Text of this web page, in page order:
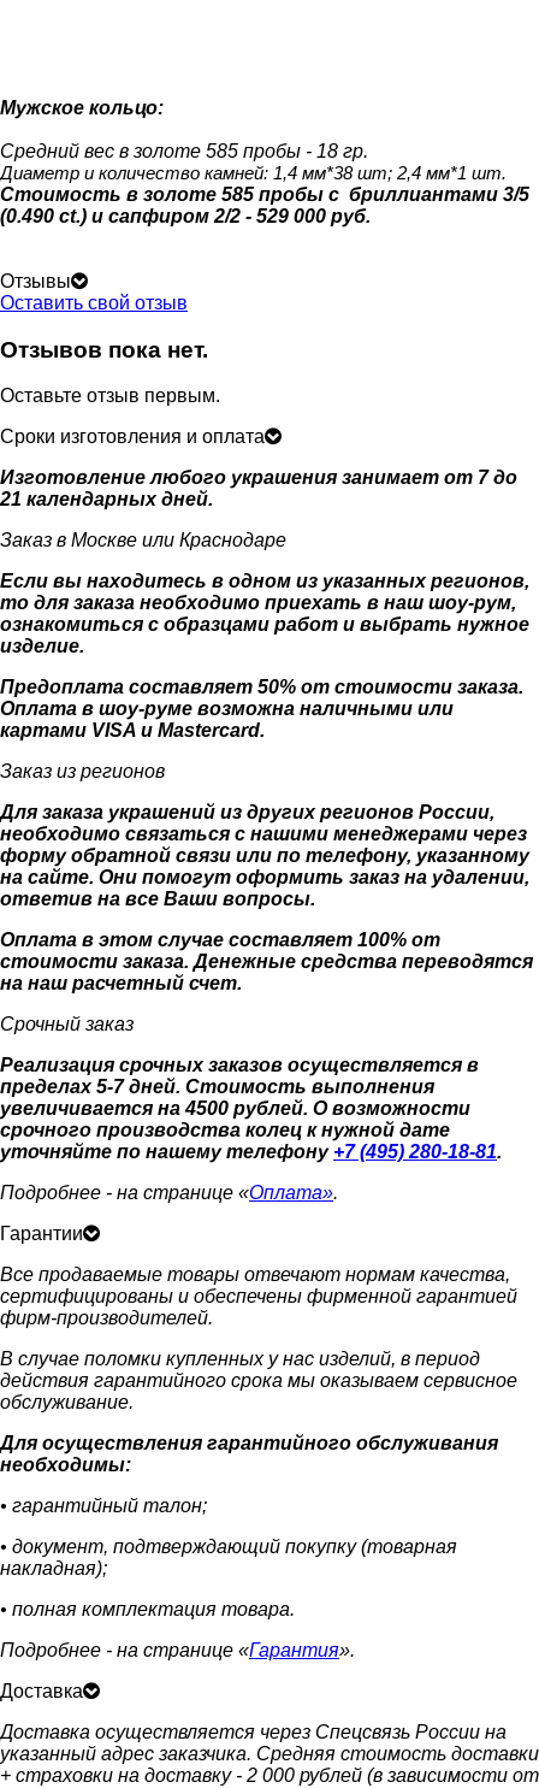
Мужское кольцо:
Средний вес в золоте 585 пробы - 18 гр.
Диаметр и количество камней: 1,4 мм*38 шт; 2,4 мм*1 шт.
Стоимость в золоте 585 пробы с бриллиантами 3/5
(0.490 ct.) и сапфиром 2/2 - 529 000 руб.
Отзывы
Оставить свой отзыв
Отзывов пока нет.
Оставьте отзыв первым.
Сроки изготовления и оплата
Изготовление любого украшения занимает от 7 до
21 календарных дней.
Заказ в Москве или Краснодаре
Если вы находитесь в одном из указанных регионов,
то для заказа необходимо приехать в наш шоу-рум,
ознакомиться с образцами работ и выбрать нужное
изделие.
Предоплата составляет 50% от стоимости заказа.
Оплата в шоу-руме возможна наличными или
картами VISA и Mastercard.
Заказ из регионов
Для заказа украшений из других регионов России,
необходимо связаться с нашими менеджерами через
форму обратной связи или по телефону, указанному
на сайте. Они помогут оформить заказ на удалении,
ответив на все Ваши вопросы.
Оплата в этом случае составляет 100% от
стоимости заказа. Денежные средства переводятся
на наш расчетный счет.
Срочный заказ
Реализация срочных заказов осуществляется в
пределах 5-7 дней. Стоимость выполнения
увеличивается на 4500 рублей. О возможности
срочного производства колец к нужной дате
уточняйте по нашему телефону +7 (495) 280-18-81.
Подробнее - на странице «Оплата».
Гарантии
Все продаваемые товары отвечают нормам качества,
сертифицированы и обеспечены фирменной гарантией
фирм-производителей.
В случае поломки купленных у нас изделий, в период
действия гарантийного срока мы оказываем сервисное
обслуживание.
Для осуществления гарантийного обслуживания
необходимы:
• гарантийный талон;
• документ, подтверждающий покупку (товарная
накладная);
• полная комплектация товара.
Подробнее - на странице «Гарантия».
Доставка
Доставка осуществляется через Спецсвязь России на
указанный адрес заказчика. Средняя стоимость доставки
+ страховки на доставку - 2 000 рублей (в зависимости от